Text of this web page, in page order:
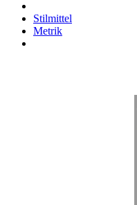
Stilmittel
Metrik